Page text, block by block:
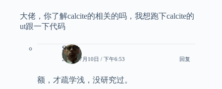
大佬，你了解calcite的相关的吗，我想跑下calcite的
ut跟一下代码
Smith
2023年7月10日 / 下午6:53 回复
额，才疏学浅，没研究过。